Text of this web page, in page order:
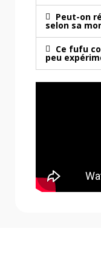
Peut-on
selon sa
Ce fufu
peu